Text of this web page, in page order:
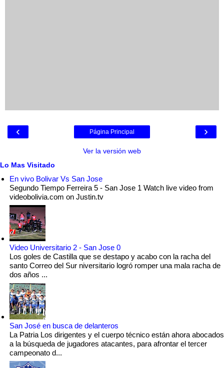
‹ ›
Página Principal
Ver la versión web
Lo Mas Visitado
En vivo Bolivar Vs San Jose
Segundo Tiempo Ferreira 5 - San Jose 1 Watch live video from
videobolivia.com on Justin.tv
Video Universitario 2 - San Jose 0
Los goles de Castilla que se destapo y acabo con la racha del
santo Correo del Sur niversitario logró romper una mala racha de
dos años ...
San José en busca de delanteros
La Patria Los dirigentes y el cuerpo técnico están ahora abocados
a la búsqueda de jugadores atacantes, para afrontar el tercer
campeonato d...